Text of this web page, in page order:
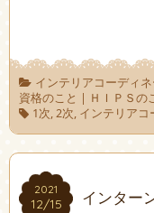
インテリアコーディ
資格のこと | ＨＩＰＳの
1次,2次, インテリアコ
2021
12/15
2021
12/15 インター